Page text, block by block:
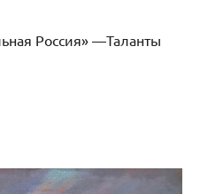
Россия» —Таланты